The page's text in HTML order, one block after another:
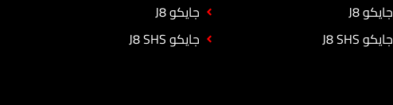
جايكو J8
جايكو J8 SHS
جايكو J8
جايكو J8 SHS